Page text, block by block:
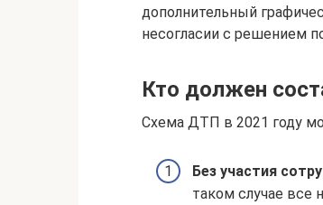
дополнительный
несогласии с решением
Кто должен
Схема ДТП в 2021 году
Без участия
таком случае все